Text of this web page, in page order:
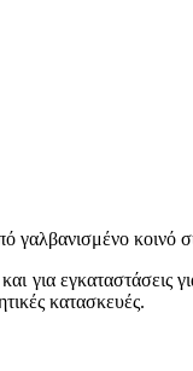
κοινό
για
κατασκευές.